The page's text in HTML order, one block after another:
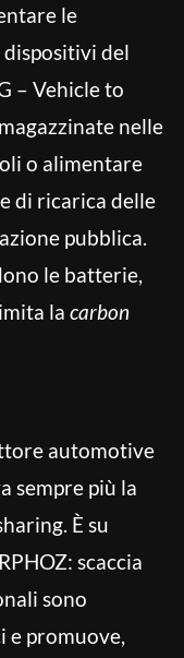
le
del
– Vehicle to
nelle
o alimentare
di ricarica delle
pubblica.
le batterie,
la carbon
automotive
sempre più la
È su
scaccia
sono
e promuove,